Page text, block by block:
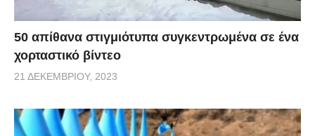
50 απίθανα στιγμιότυπα συγκεντρωμένα σε ένα
χορταστικό βίντεο
21 ΔΕΚΕΜΒΡΊΟΥ, 2023